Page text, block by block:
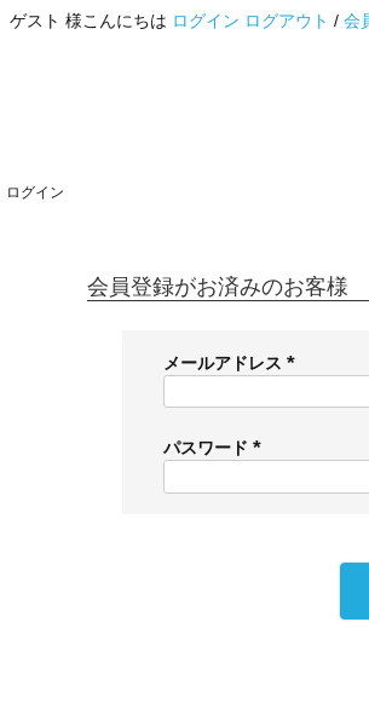
ゲスト 様こんにちは ログイン ログアウト / 会
ログイン
会員登録がお済みのお客様
メールアドレス
必
)
パスワード
必